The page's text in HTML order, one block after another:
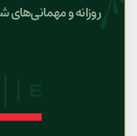
روزانه و مهمانی‌های